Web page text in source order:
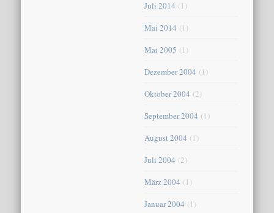
Juli 2014 (1)
Mai 2014 (1)
Mai 2005 (1)
Dezember 2004 (1)
Oktober 2004 (2)
September 2004 (1)
August 2004 (1)
Juli 2004 (2)
März 2004 (1)
Januar 2004 (1)